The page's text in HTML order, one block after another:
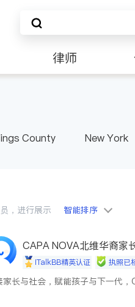
律师
County New York
，进行展示 智能排序
CAPA NOVA北维华裔家
iTalkBB精英认证 执照已
家长与社会，赋能孩子与下一代，